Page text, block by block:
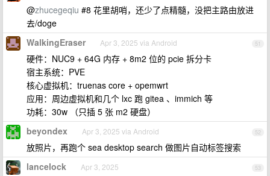
@zhucegeqiu #8 花里胡哨，还少了点精髓，没把主路由放进
去/doge
51
WalkingEraser Apr 3, 2025 via Android
硬件：NUC9 + 64G 内存 + 8m2 位的 pcie 拆分卡
宿主系统：PVE
核心虚拟机：truenas core + opemwrt
应用：周边虚拟机和几个 lxc 跑 gitea 、immich 等
功耗：30w （只插 5 张 m2 硬盘）
52
beyondex Apr 3, 2025 via Android
放照片，再跑个 sea desktop search 做图片自动标签搜索
53
lancelock Apr 3, 2025